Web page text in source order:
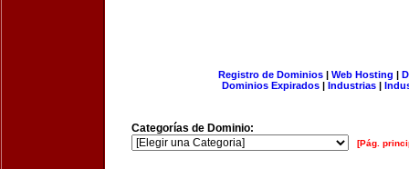
Registro de Dominios| Web Hosting |
Dominios Expirados | Industrias |
Categorías de Dominio:
[Pág.